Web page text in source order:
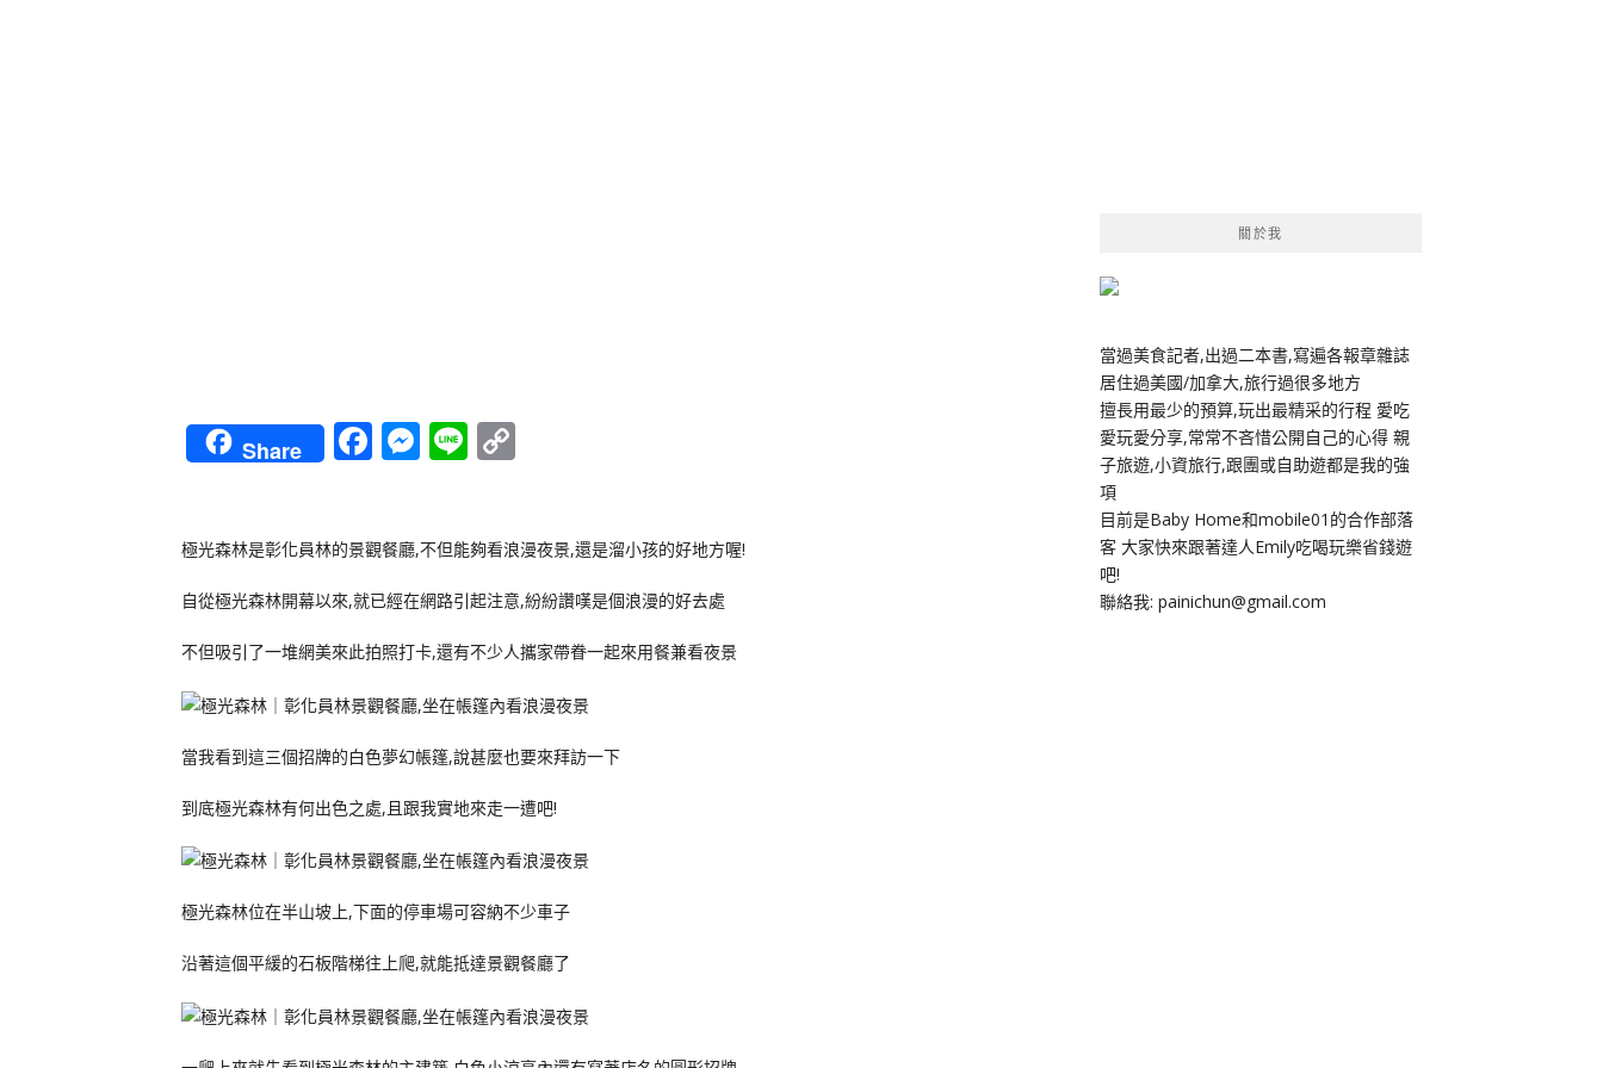
Share Facebook
Messenger
Line
極光森林是彰化員林的景觀餐廳,不但能夠看浪漫夜景,還是溜小孩的好地方喔!
自從極光森林開幕以來,就已經在網路引起注意,紛紛讚嘆是個浪漫的好去處
不但吸引了一堆網美來此拍照打卡,還有不少人攜家帶眷一起來用餐兼看夜景
當我看到這三個招牌的白色夢幻帳篷,說甚麼也要來拜訪一下
到底極光森林有何出色之處,且跟我實地來走一遭吧!
極光森林位在半山坡上,下面的停車場可容納不少車子
沿著這個平緩的石板階梯往上爬,就能抵達景觀餐廳了
關於我
當過美食記者,出過二本書,寫遍各報章雜誌
居住過美國/加拿大,旅行過很多地方
擅長用最少的預算,玩出最精采的行程 愛吃
愛玩愛分享,常常不吝惜公開自己的心得 親
子旅遊,小資旅行,跟團或自助遊都是我的強
項
目前是Baby Home和mobile01的合作部落
客 大家快來跟著達人Emily吃喝玩樂省錢遊
吧!
聯絡我: painichun@gmail.com